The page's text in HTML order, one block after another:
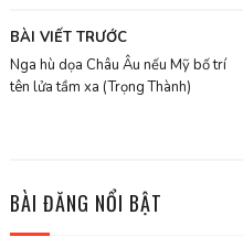
BÀI VIẾT TRƯỚC
Nga hù dọa Châu Âu nếu Mỹ bố trí
tên lửa tầm xa (Trọng Thành)
BÀI ĐĂNG NỔI BẬT